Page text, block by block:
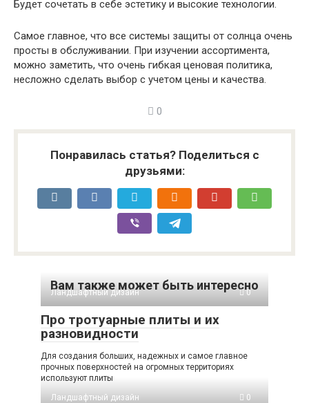
Будет сочетать в себе эстетику и высокие технологии.
Самое главное, что все системы защиты от солнца очень
просты в обслуживании. При изучении ассортимента,
можно заметить, что очень гибкая ценовая политика,
несложно сделать выбор с учетом цены и качества.
0
Понравилась статья? Поделиться с
друзьями:
Вам также может быть интересно
Ландшафтный дизайн 0
Про тротуарные плиты и их
разновидности
Для создания больших, надежных и самое главное
прочных поверхностей на огромных территориях
используют плиты
Ландшафтный дизайн
0